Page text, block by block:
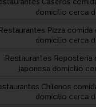
Caseros
domicilio cerca
Restaurantes Pizza comida
domicilio cerca
Restaurantes Repostería
japonesa domicilio
Chilenos
domicilio cerca